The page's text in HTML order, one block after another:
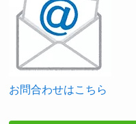
お問合わせはこちら